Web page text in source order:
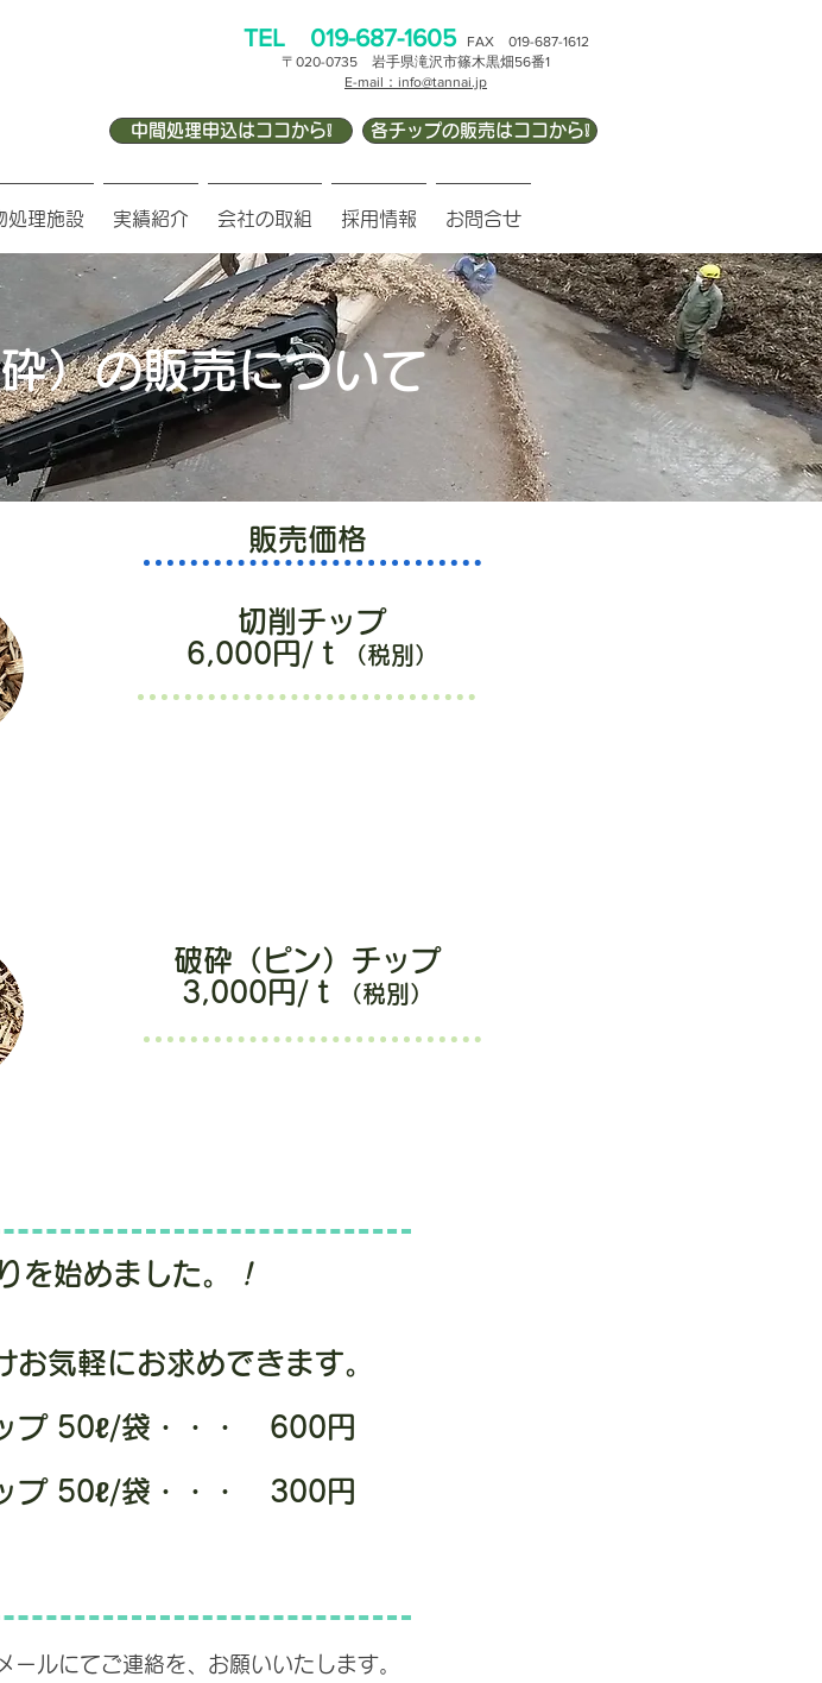
TEL 019-687-1605
FAX 019-687-1612
〒020-0735 岩手県滝沢市篠木黒畑56番1
E-mail：info@tannai.jp
中間処理申込はココから❕ 各チップの販売はココから❕
処理施設 実績紹介 会社の取組 採用情報 お問合せ
）の販売について
販売価格
切削チップ
6,000円/ｔ
（税別）
破砕（ピン）チップ
3,000円/ｔ
（税別）
を始めました。 ！
お気軽にお求めできます。
50ℓ/袋・・・ 600円
50ℓ/袋・・・ 300円
ルにてご連絡を、お願いいたします。